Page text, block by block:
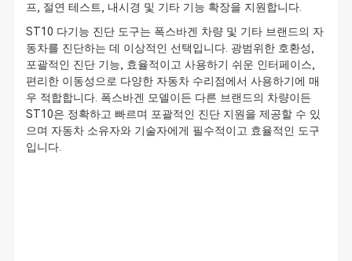
프, 절연 테스트, 내시경 및 기타 기능 확장을 지원합니다.
ST10 다기능 진단 도구는 폭스바겐 차량 및 기타 브랜드의 자
동차를 진단하는 데 이상적인 선택입니다. 광범위한 호환성,
포괄적인 진단 기능, 효율적이고 사용하기 쉬운 인터페이스,
편리한 이동성으로 다양한 자동차 수리점에서 사용하기에 매
우 적합합니다. 폭스바겐 모델이든 다른 브랜드의 차량이든
ST10은 정확하고 빠르며 포괄적인 진단 지원을 제공할 수 있
으며 자동차 소유자와 기술자에게 필수적이고 효율적인 도구
입니다.